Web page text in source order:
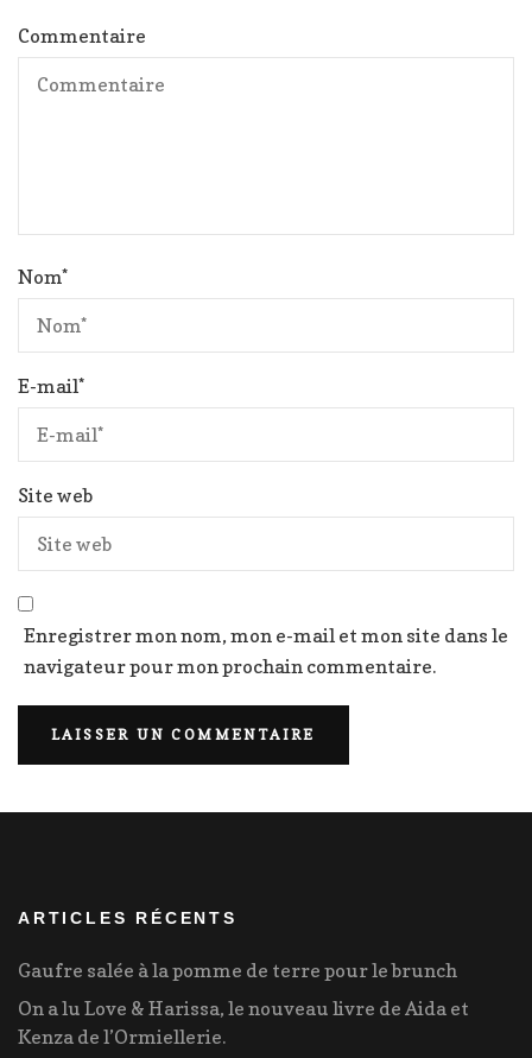
Commentaire
Nom*
E-mail*
Site web
Enregistrer mon nom, mon e-mail et mon site dans le
navigateur pour mon prochain commentaire.
ARTICLES RÉCENTS
Gaufre salée à la pomme de terre pour le brunch
On a lu Love & Harissa, le nouveau livre de Aida et
Kenza de l’Ormiellerie.